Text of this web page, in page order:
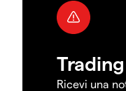
Ricevi una